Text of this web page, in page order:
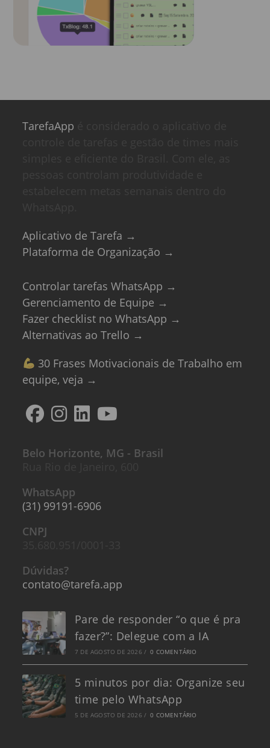
TarefaApp
Aplicativo de Tarefa →
Plataforma de Organização →
Controlar tarefas WhatsApp →
Gerenciamento de Equipe →
Fazer checklist no WhatsApp →
Alternativas ao Trello →
30 Frases Motivacionais de Trabalho em
equipe, veja →
Belo Horizonte, MG - Brasil
WhatsApp
(31) 99191-6906
CNPJ
Dúvidas?
contato@tarefa.app
Pare de responder “o que é pra
fazer?”: Delegue com a IA
7 DE AGOSTO DE 2026 / 0 COMENTÁRIO
5 minutos por dia: Organize seu
time pelo WhatsApp
5 DE AGOSTO DE 2026 / 0 COMENTÁRIO